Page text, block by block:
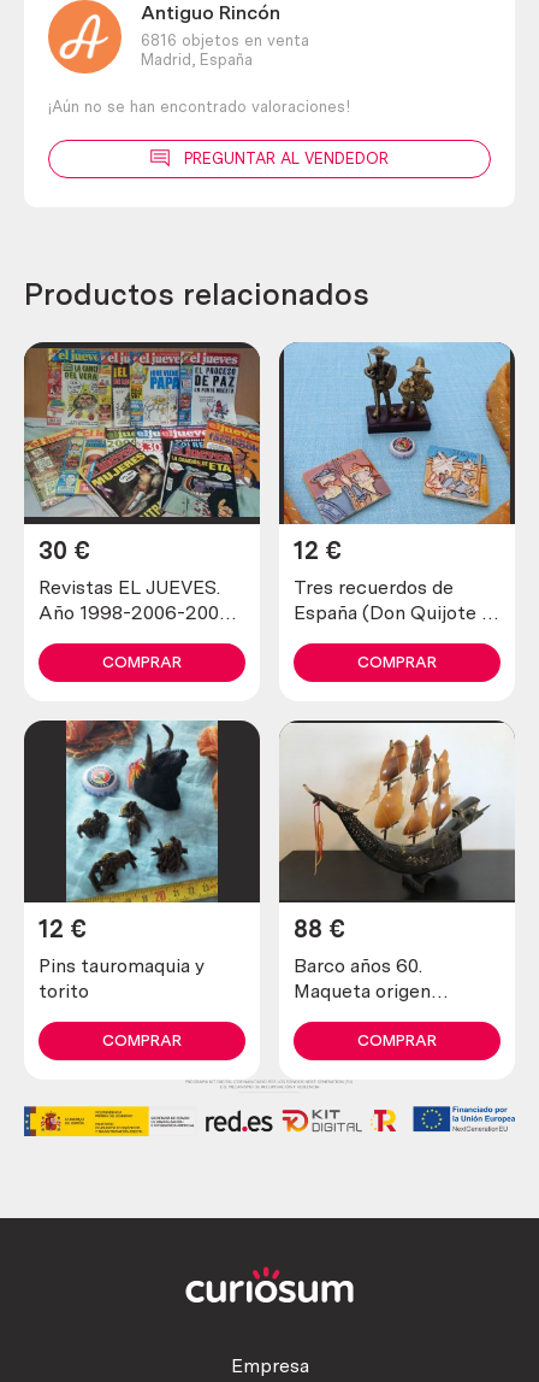
Antiguo Rincón
6816 objetos en venta
Madrid,
España
¡Aún no se han encontrado valoraciones!
PREGUNTAR AL VENDEDOR
Productos relacionados
Revistas EL JUEVES.
Año 1998-2006-2009.
30 €
COMPRAR
Tres recuerdos de
España (Don Quijote e
12 €
COMPRAR
Pins tauromaquia y
torito
12 €
COMPRAR
Barco años 60.
Maqueta origen
hueso. Magníficos
detalles. Muy pesado.
88 €
COMPRAR
Empresa